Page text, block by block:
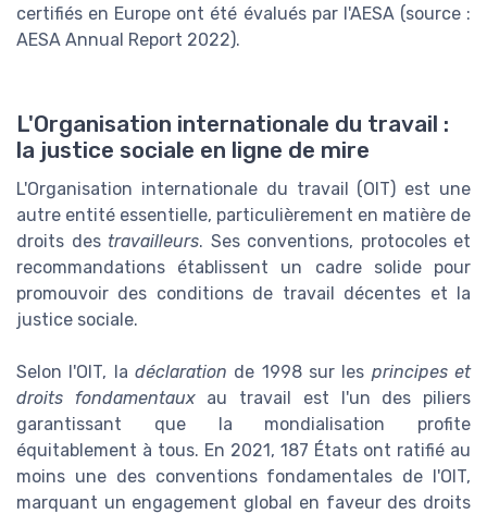
certifiés en Europe ont été évalués par l'AESA (source :
AESA Annual Report 2022).
L'Organisation internationale du travail :
la justice sociale en ligne de mire
L'Organisation internationale du travail (OIT) est une
autre entité essentielle, particulièrement en matière de
droits des travailleurs. Ses conventions, protocoles et
recommandations établissent un cadre solide pour
promouvoir des conditions de travail décentes et la
justice sociale.
Selon l'OIT, la déclaration de 1998 sur les principes et
droits fondamentauxau travail est l'un des piliers
garantissant que la mondialisation profite
équitablement à tous. En 2021, 187 États ont ratifié au
moins une des conventions fondamentales de l'OIT,
marquant un engagement global en faveur des droits